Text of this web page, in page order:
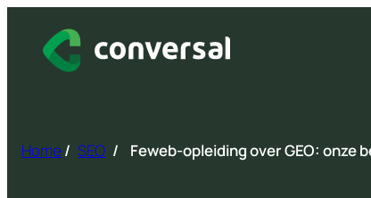
Home / SEO / Feweb-opleiding over GEO: onze